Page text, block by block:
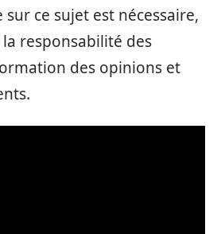
ce sujet est nécessaire,
responsabilité des
des opinions et